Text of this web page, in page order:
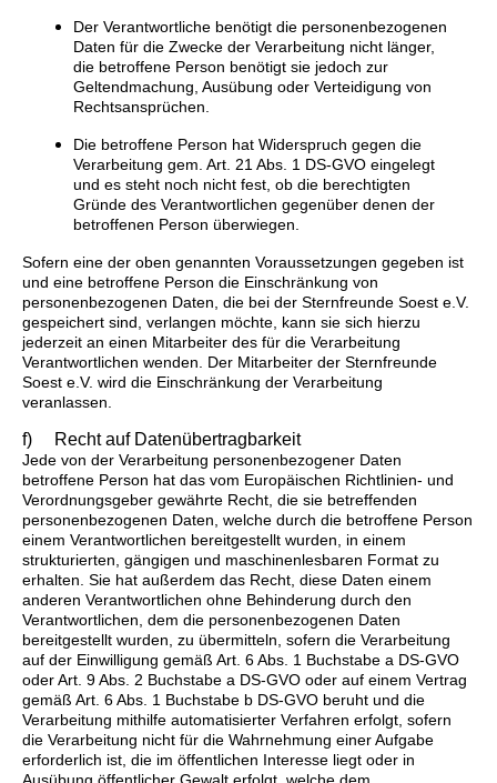
Der Verantwortliche benötigt die personenbezogenen
Daten für die Zwecke der Verarbeitung nicht länger,
die betroffene Person benötigt sie jedoch zur
Geltendmachung, Ausübung oder Verteidigung von
Rechtsansprüchen.
Die betroffene Person hat Widerspruch gegen die
Verarbeitung gem. Art. 21 Abs. 1 DS-GVO eingelegt
und es steht noch nicht fest, ob die berechtigten
Gründe des Verantwortlichen gegenüber denen der
betroffenen Person überwiegen.
Sofern eine der oben genannten Voraussetzungen gegeben ist
und eine betroffene Person die Einschränkung von
personenbezogenen Daten, die bei der Sternfreunde Soest e.V.
gespeichert sind, verlangen möchte, kann sie sich hierzu
jederzeit an einen Mitarbeiter des für die Verarbeitung
Verantwortlichen wenden. Der Mitarbeiter der Sternfreunde
Soest e.V. wird die Einschränkung der Verarbeitung
veranlassen.
f) Recht auf Datenübertragbarkeit
Jede von der Verarbeitung personenbezogener Daten
betroffene Person hat das vom Europäischen Richtlinien- und
Verordnungsgeber gewährte Recht, die sie betreffenden
personenbezogenen Daten, welche durch die betroffene Person
einem Verantwortlichen bereitgestellt wurden, in einem
strukturierten, gängigen und maschinenlesbaren Format zu
erhalten. Sie hat außerdem das Recht, diese Daten einem
anderen Verantwortlichen ohne Behinderung durch den
Verantwortlichen, dem die personenbezogenen Daten
bereitgestellt wurden, zu übermitteln, sofern die Verarbeitung
auf der Einwilligung gemäß Art. 6 Abs. 1 Buchstabe a DS-GVO
oder Art. 9 Abs. 2 Buchstabe a DS-GVO oder auf einem Vertrag
gemäß Art. 6 Abs. 1 Buchstabe b DS-GVO beruht und die
Verarbeitung mithilfe automatisierter Verfahren erfolgt, sofern
die Verarbeitung nicht für die Wahrnehmung einer Aufgabe
erforderlich ist, die im öffentlichen Interesse liegt oder in